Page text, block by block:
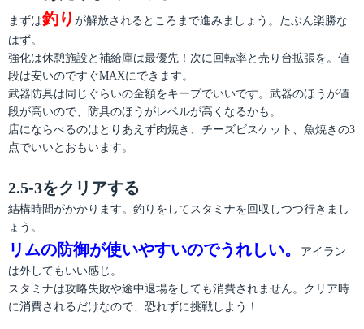
まずは釣り が解放されるところまで進みましょう。たぶん楽勝な
はず。
強化は休憩施設と補給庫は最優先！次に回転率と売り台拡張を。値
段は安いのですぐMAXにできます。
武器防具は同じぐらいの金額をキープでいいです。武器のほうが値
段が高いので、防具のほうがレベルが高くなるかも。
店にならべるのはとりあえず肉焼き、チーズビスケット、魚焼きの3
点でいいとおもいます。
2.5-3をクリアする
結構時間がかかります。釣りをしてスタミナを回収しつつ行きまし
ょう。
リムの防御が使いやすいのでうれしい。
アイラン
は外してもいい感じ。
スタミナは攻略失敗や途中退場をしても消費されません。クリア時
に消費されるだけなので、恐れずに挑戦しよう！